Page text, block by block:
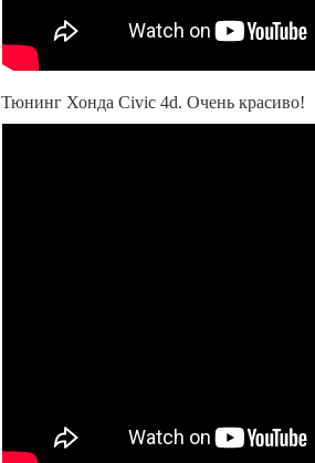
Тюнинг Хонда Civic 4d. Очень красиво!